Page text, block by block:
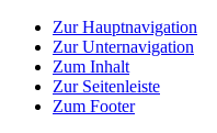
Zur Hauptnavigation
Zur Unternavigation
Zum Inhalt
Zur Seitenleiste
Zum Footer